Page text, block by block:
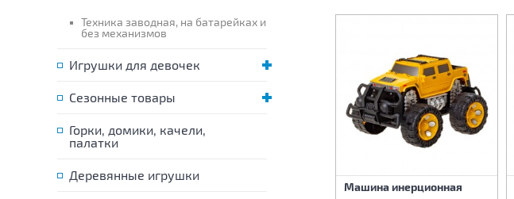
Техника заводная, на батарейках и
без механизмов
Игрушки для девочек
Сезонные товары
Горки, домики, качели,
палатки
Деревянные игрушки
Машина инерционная Машина инерционная